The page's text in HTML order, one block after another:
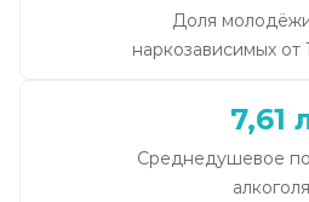
Доля
наркозависимых от
7,61
Среднедушевое
алкоголя